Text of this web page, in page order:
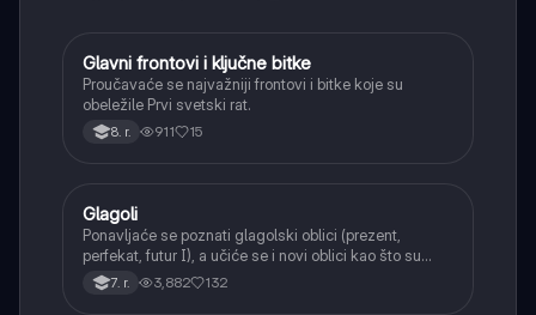
Istorija
Glavni frontovi i ključne bitke
Proučavaće se najvažniji frontovi i bitke koje su
obeležile Prvi svetski rat.
8. r. 911 15
Srpski jezik
Glagoli
Ponavljaće se poznati glagolski oblici (prezent,
perfekat, futur I), a učiće se i novi oblici kao što su
aorist, imperfekat, pluskvamperfekat, futur II, kao i
glagolski prilozi i pridevi.
7. r. 3,882 132